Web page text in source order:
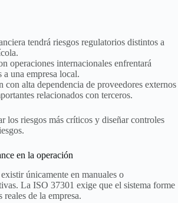
tendrá riesgos regulatorios distintos a
operaciones internacionales enfrentará
a una empresa local.
con alta dependencia de proveedores externos
relacionados con terceros.
los riesgos más críticos y diseñar controles
en la operación
únicamente en manuales o
La ISO 37301 exige que el sistema forme
reales de la empresa.